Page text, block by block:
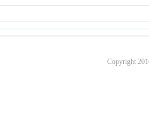
Copyright